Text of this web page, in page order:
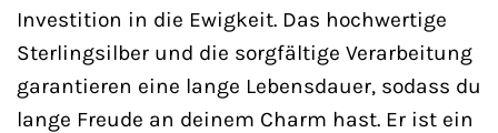
Investition in die Ewigkeit. Das hochwertige
Sterlingsilber und die sorgfältige Verarbeitung
garantieren eine lange Lebensdauer, sodass du
lange Freude an deinem Charm hast. Er ist ein